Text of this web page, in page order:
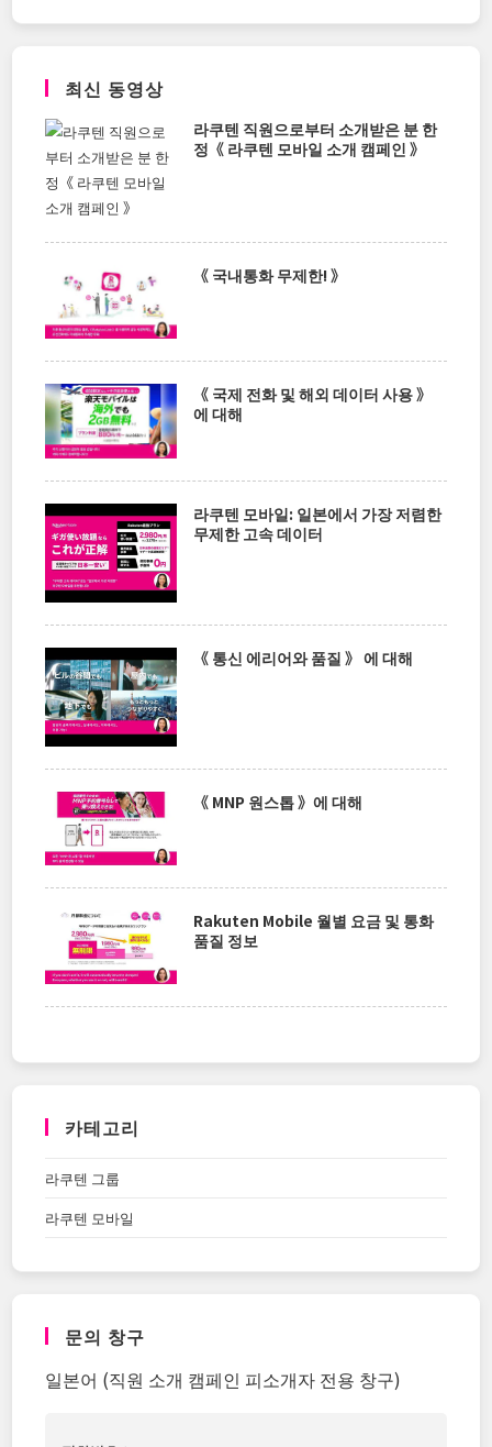
최신 동영상
라쿠텐 직원으로부터 소개받은 분 한
정《 라쿠텐 모바일 소개 캠페인 》
《 국내통화 무제한! 》
《 국제 전화 및 해외 데이터 사용 》
에 대해
라쿠텐 모바일: 일본에서 가장 저렴한
무제한 고속 데이터
《 통신 에리어와 품질 》 에 대해
《 MNP 원스톱 》에 대해
Rakuten Mobile 월별 요금 및 통화
품질 정보
카테고리
라쿠텐 그룹
라쿠텐 모바일
문의 창구
일본어 (직원 소개 캠페인 피소개자 전용 창구)